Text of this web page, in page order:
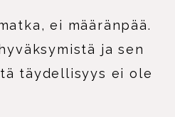
ei määränpää.
ja sen
täydellisyys ei ole